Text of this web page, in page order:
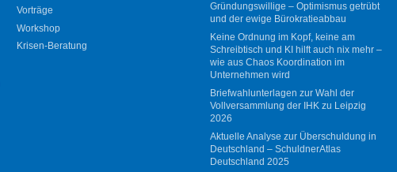
Vorträge
Workshop
Krisen-Beratung
Gründungswillige – Optimismus getrübt
und der ewige Bürokratieabbau
Keine Ordnung im Kopf, keine am
Schreibtisch und KI hilft auch nix mehr –
wie aus Chaos Koordination im
Unternehmen wird
Briefwahlunterlagen zur Wahl der
Vollversammlung der IHK zu Leipzig
2026
Aktuelle Analyse zur Überschuldung in
Deutschland – SchuldnerAtlas
Deutschland 2025